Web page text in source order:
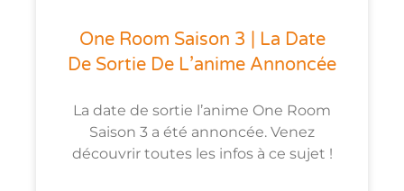
One Room Saison 3 | La Date
De Sortie De L’anime Annoncée
La date de sortie l’anime One Room
Saison 3 a été annoncée. Venez
découvrir toutes les infos à ce sujet !